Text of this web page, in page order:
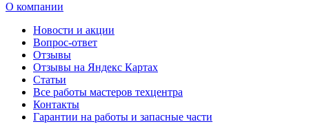
О компании
Новости и акции
Вопрос-ответ
Отзывы
Отзывы на Яндекс Картах
Статьи
Все работы мастеров техцентра
Контакты
Гарантии на работы и запасные части